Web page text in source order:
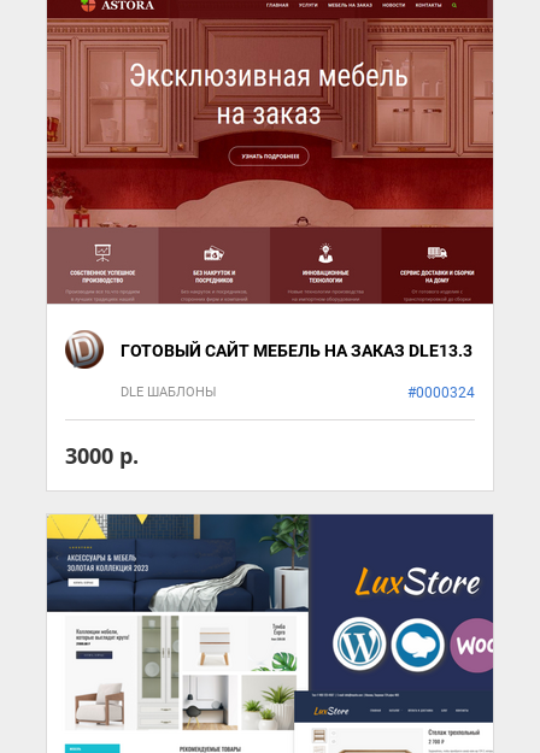
ГОТОВЫЙ САЙТ МЕБЕЛЬ НА ЗАКАЗ DLE13.3
DLE ШАБЛОНЫ #0000324
3000 р.